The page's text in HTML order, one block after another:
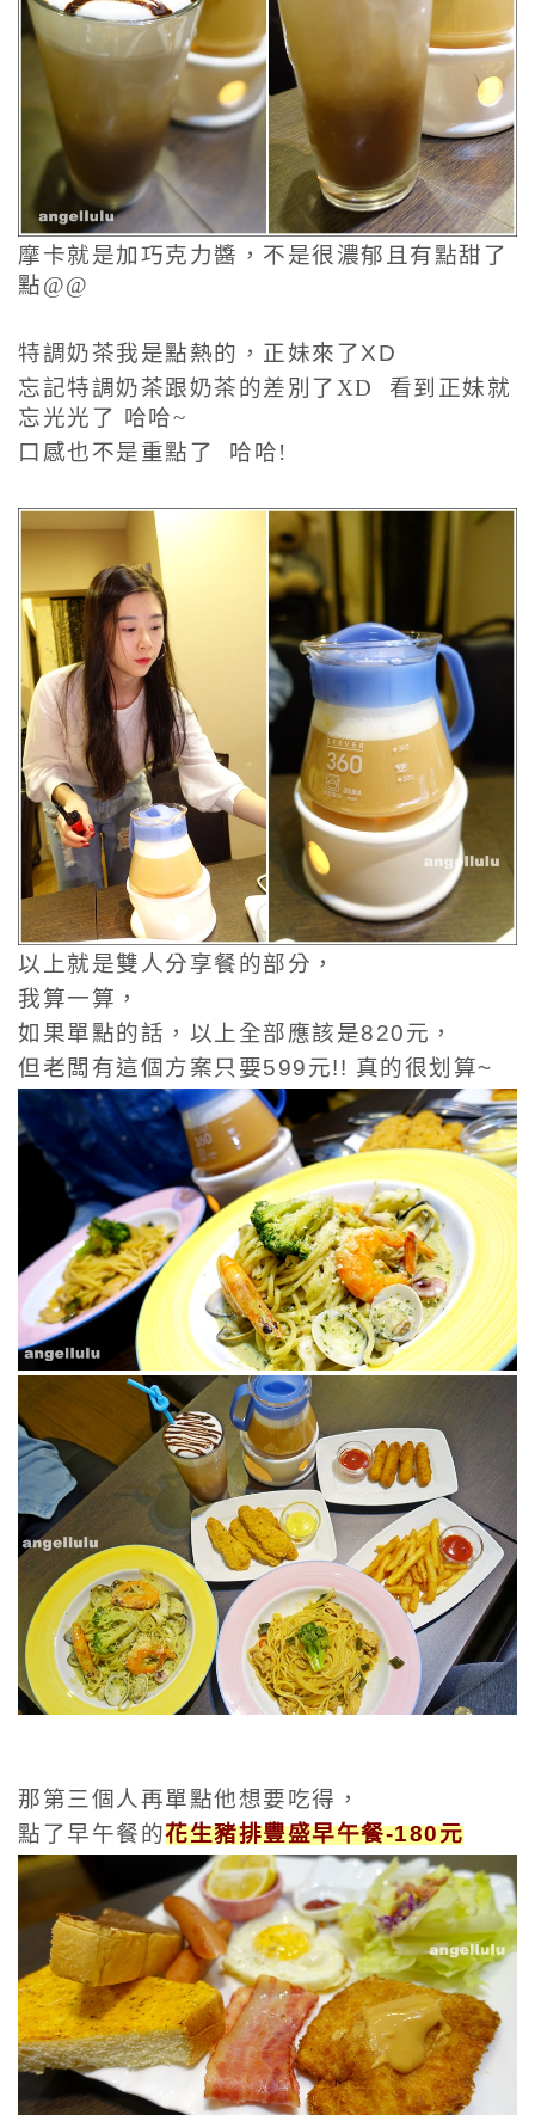
摩卡就是加巧克力醬，不是很濃郁且有點甜了
點@@
特調奶茶我是點熱的，正妹來了XD
忘記特調奶茶跟奶茶的差別了XD 看到正妹就
忘光光了 哈哈~
口感也不是重點了 哈哈!
以上就是雙人分享餐的部分，
我算一算，
如果單點的話，以上全部應該是820元，
但老闆有這個方案只要599元!! 真的很划算~
那第三個人再單點他想要吃得，
點了早午餐的花生豬排豐盛早午餐-180元